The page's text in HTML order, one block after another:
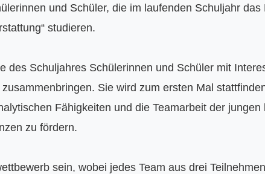
und Schüler, die im laufenden Schuljahr das
studieren.
des Schuljahres Schülerinnen und Schüler mit
Sie wird zum ersten Mal
Fähigkeiten und die Teamarbeit der
zu fördern.
sein, wobei jedes Team aus drei